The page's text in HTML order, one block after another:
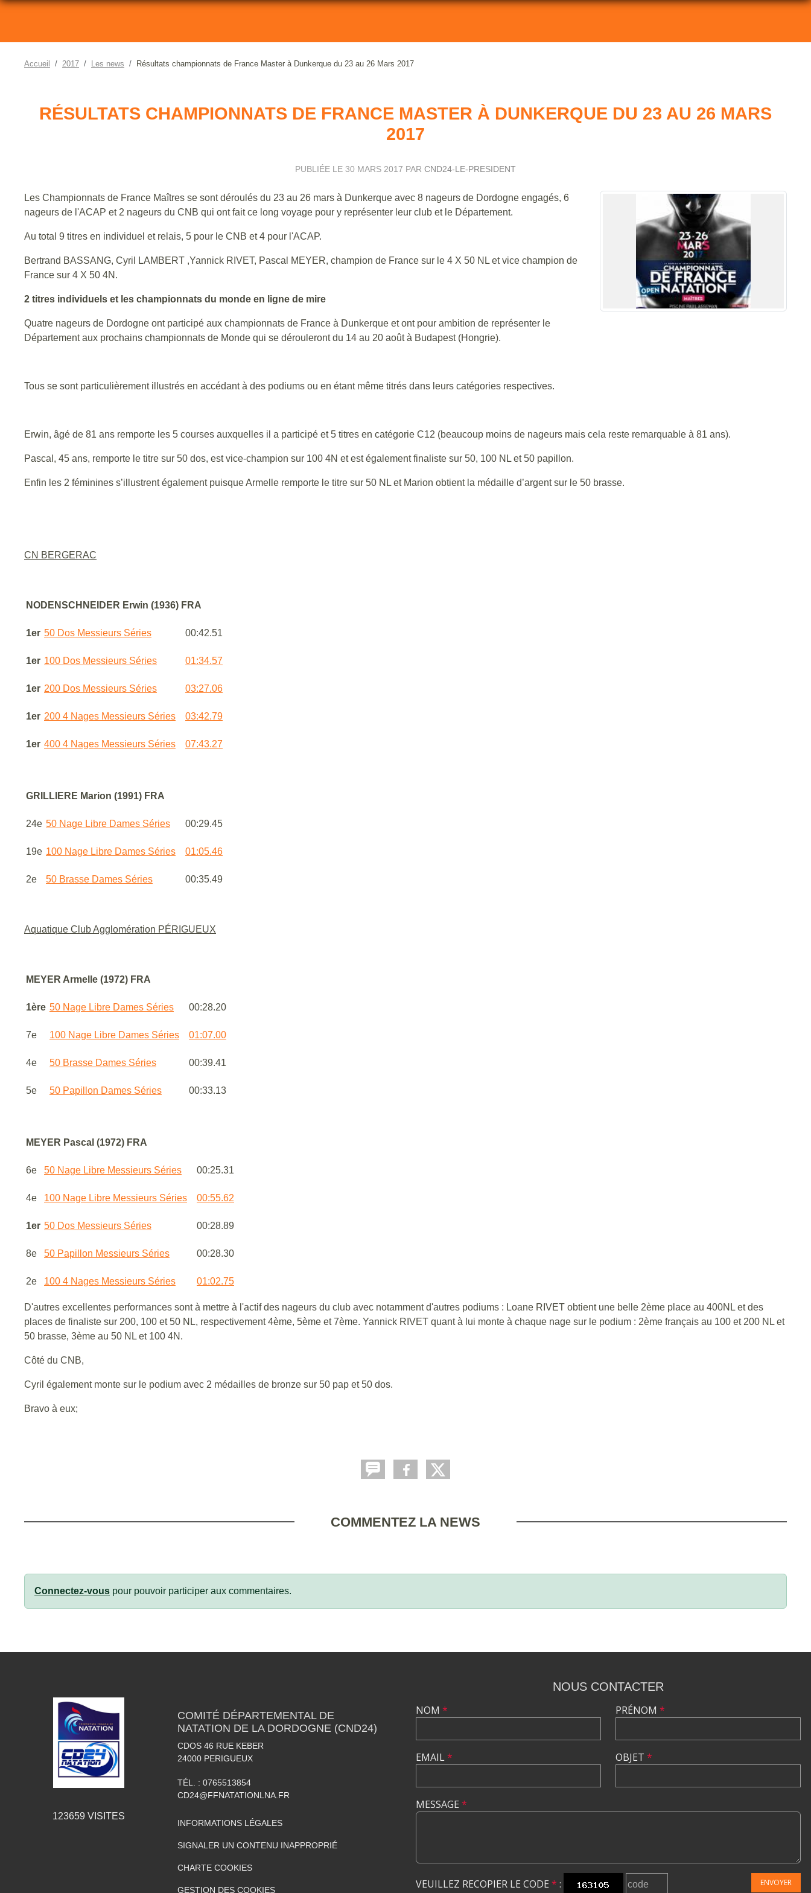
Accueil 2017 Les news Résultats championnats de France Master à Dunkerque du 23 au 26 Mars 2017
RÉSULTATS CHAMPIONNATS DE FRANCE MASTER À DUNKERQUE DU 23 AU 26 MARS
2017
PUBLIÉE LE 30 MARS 2017 PAR CND24-LE-PRESIDENT
Les Championnats de France Maîtres se sont déroulés du 23 au 26 mars à Dunkerque avec 8 nageurs de Dordogne engagés, 6
nageurs de l'ACAP et 2 nageurs du CNB qui ont fait ce long voyage pour y représenter leur club et le Département.
Au total 9 titres en individuel et relais, 5 pour le CNB et 4 pour l'ACAP.
Bertrand BASSANG, Cyril LAMBERT ,Yannick RIVET, Pascal MEYER, champion de France sur le 4 X 50 NL et vice champion de
France sur 4 X 50 4N.
2 titres individuels et les championnats du monde en ligne de mire
Quatre nageurs de Dordogne ont participé aux championnats de France à Dunkerque et ont pour ambition de représenter le
Département aux prochains championnats de Monde qui se dérouleront du 14 au 20 août à Budapest (Hongrie).
Tous se sont particulièrement illustrés en accédant à des podiums ou en étant même titrés dans leurs catégories respectives.
Erwin, âgé de 81 ans remporte les 5 courses auxquelles il a participé et 5 titres en catégorie C12 (beaucoup moins de nageurs mais cela reste remarquable à 81 ans).
Pascal, 45 ans, remporte le titre sur 50 dos, est vice-champion sur 100 4N et est également finaliste sur 50, 100 NL et 50 papillon.
Enfin les 2 féminines s’illustrent également puisque Armelle remporte le titre sur 50 NL et Marion obtient la médaille d’argent sur le 50 brasse.
CN BERGERAC
NODENSCHNEIDER Erwin (1936) FRA
1er 50 Dos Messieurs Séries 00:42.51
1er 100 Dos Messieurs Séries 01:34.57
1er 200 Dos Messieurs Séries 03:27.06
1er 200 4 Nages Messieurs Séries 03:42.79
1er 400 4 Nages Messieurs Séries 07:43.27
GRILLIERE Marion (1991) FRA
24e 50 Nage Libre Dames Séries 00:29.45
19e 100 Nage Libre Dames Séries 01:05.46
2e 50 Brasse Dames Séries 00:35.49
Aquatique Club Agglomération PÉRIGUEUX
MEYER Armelle (1972) FRA
1ère 50 Nage Libre Dames Séries 00:28.20
7e 100 Nage Libre Dames Séries 01:07.00
4e 50 Brasse Dames Séries 00:39.41
5e 50 Papillon Dames Séries 00:33.13
MEYER Pascal (1972) FRA
6e 50 Nage Libre Messieurs Séries 00:25.31
4e 100 Nage Libre Messieurs Séries 00:55.62
1er 50 Dos Messieurs Séries 00:28.89
8e 50 Papillon Messieurs Séries 00:28.30
2e 100 4 Nages Messieurs Séries 01:02.75
D'autres excellentes performances sont à mettre à l'actif des nageurs du club avec notamment d'autres podiums : Loane RIVET obtient une belle 2ème place au 400NL et des
places de finaliste sur 200, 100 et 50 NL, respectivement 4ème, 5ème et 7ème. Yannick RIVET quant à lui monte à chaque nage sur le podium : 2ème français au 100 et 200 NL et
50 brasse, 3ème au 50 NL et 100 4N.
Côté du CNB,
Cyril également monte sur le podium avec 2 médailles de bronze sur 50 pap et 50 dos.
Bravo à eux;
COMMENTEZ LA NEWS
Connectez-vous pour pouvoir participer aux commentaires.
123659 VISITES
COMITÉ DÉPARTEMENTAL DE
NATATION DE LA DORDOGNE (CND24)
CDOS 46 RUE KEBER
24000 PERIGUEUX
TÉL. : 0765513854
CD24@FFNATATIONLNA.FR
INFORMATIONS LÉGALES
SIGNALER UN CONTENU INAPPROPRIÉ
CHARTE COOKIES
GESTION DES COOKIES
NOUS CONTACTER
NOM *
EMAIL*
PRÉNOM *
OBJET *
MESSAGE *
VEUILLEZ RECOPIER LE CODE * : ENVOYER